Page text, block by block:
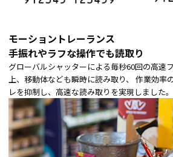
モーショントレーランス
手振れやラフな操作でも読取り
グローバルシャッターによる毎秒60回の高速
上、移動体なども瞬時に読み取り、 作業効率
レを抑制し、高速な読み取りを実現しました。